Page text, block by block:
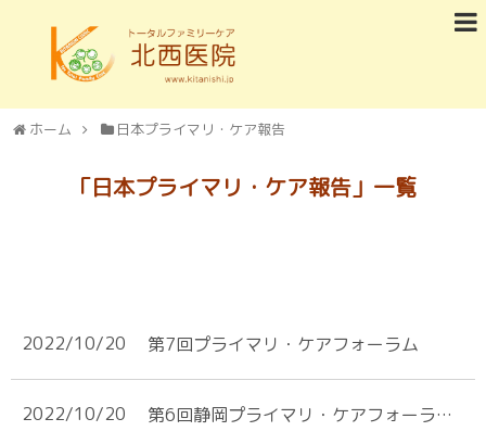
ホーム 日本プライマリ・ケア報告
「日本プライマリ・ケア報告 」 一覧
2022/10/20 第7回プライマリ・ケアフォーラム
2022/10/20 第6回静岡プライマリ・ケアフォーラム／第31回東海家庭医療ネットワークカンファ レンスin浜松